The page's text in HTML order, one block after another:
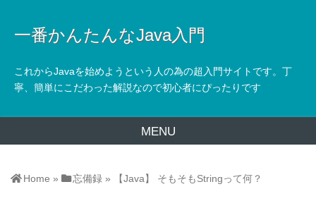
一番かんたんなJava入門
これからJavaを始めようという人の為の超入門サイトです。丁
寧、簡単にこだわった解説なので初心者にぴったりです
MENU
Home » 忘備録 » 【Java】 そもそもStringって何？